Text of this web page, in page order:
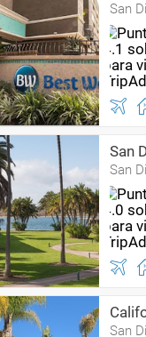
San
San
San
San